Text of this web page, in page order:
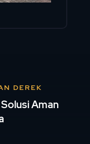
DEREK
Aman